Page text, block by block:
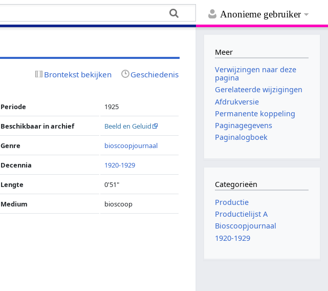
Anonieme gebruiker
Brontekst bekijken Geschiedenis
Periode 1925
Beschikbaar in archief Beeld en Geluid
Genre bioscoopjournaal
Decennia 1920-1929
Lengte 0'51"
Medium bioscoop
Meer
Verwijzingen naar deze
pagina
Gerelateerde wijzigingen
Afdrukversie
Permanente koppeling
Paginagegevens
Paginalogboek
Categorieën
Productie
Productielijst A
Bioscoopjournaal
1920-1929